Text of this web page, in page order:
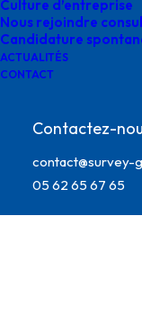
Culture d’entreprise
Nous rejoindre
Candidature
ACTUALITÉS
CONTACT
Contactez-
contact@survey-
05 62 65 67 65
agences survey